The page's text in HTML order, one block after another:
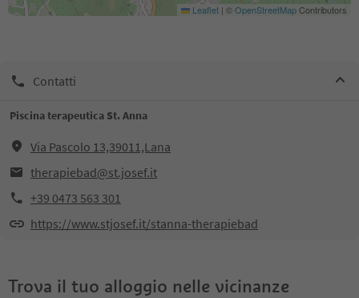
Leaflet | ©OpenStreetMapContributors
Contatti
Piscina terapeutica St. Anna
Via Pascolo 13,39011,Lana
therapiebad@st.josef.it
+39 0473 563 301
https://www.stjosef.it/stanna-therapiebad
Trova il tuo alloggio nelle vicinanze